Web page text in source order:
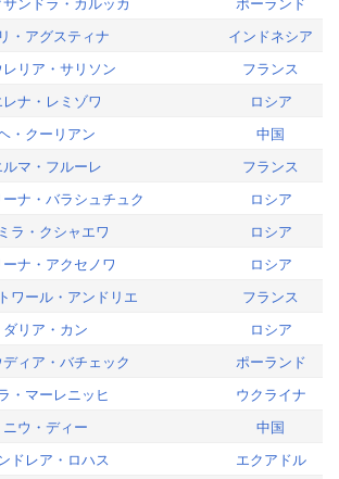
・アグスティナ
インドネシア
レリア・サリソン
フランス
レナ・レミゾワ
ロシア
・クーリアン
中国
ルマ・フルーレ
フランス
ナ・バラシュチュク
ロシア
ラ・クシャエワ
ロシア
ナ・アクセノワ
ロシア
ワール・アンドリエ
フランス
ダリア・カン
ロシア
ィア・バチェック
ポーランド
・マーレニッヒ
ウクライナ
ニウ・ディー
中国
ドレア・ロハス
エクアドル